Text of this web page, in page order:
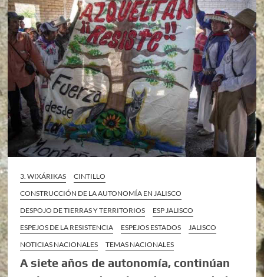
3. WIXÁRIKAS
CINTILLO
CONSTRUCCIÓN DE LA AUTONOMÍA EN JALISCO
DESPOJO DE TIERRAS Y TERRITORIOS
ESP JALISCO
ESPEJOS DE LA RESISTENCIA
ESPEJOS ESTADOS
JALISCO
NOTICIAS NACIONALES
TEMAS NACIONALES
A siete años de autonomía, continúan